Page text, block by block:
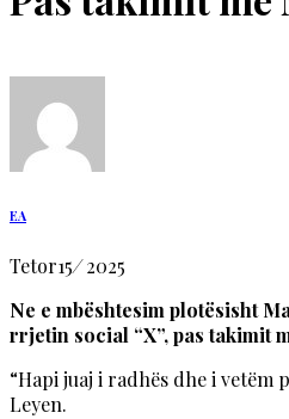
EA
Tetor15/2025
Ne e mbështesim plotësisht
rrjetin social “X”, pas takimit
“Hapi juaj i radhës dhe i vetëm
Leyen.